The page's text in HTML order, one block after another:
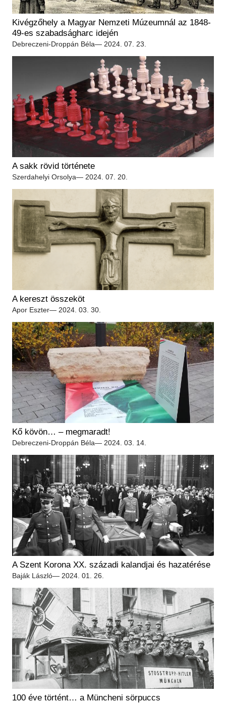
Kivégzőhely a Magyar Nemzeti Múzeumnál az 1848-
49-es szabadságharc idején
Debreczeni-Droppán Béla— 2024. 07. 23.
A sakk rövid története
Szerdahelyi Orsolya— 2024. 07. 20.
A kereszt összeköt
Apor Eszter— 2024. 03. 30.
Kő kövön… – megmaradt!
Debreczeni-Droppán Béla— 2024. 03. 14.
A Szent Korona XX. századi kalandjai és hazatérése
Baják László— 2024. 01. 26.
100 éve történt… a Müncheni sörpuccs